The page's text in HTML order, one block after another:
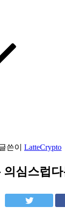
쓴이 LatteCrypto
심스럽